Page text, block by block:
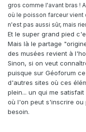
gros comme l'avant bras !
où le poisson farceur vient
n'est pas aussi sûr, mais
Et le super grand pied
Mais là le partage
des musées revient à
Sinon, si on veut
puisque sur Géoforum
d'autres sites où ces
plein... un qui me
où l'on peut s'inscrire ou
besoin.